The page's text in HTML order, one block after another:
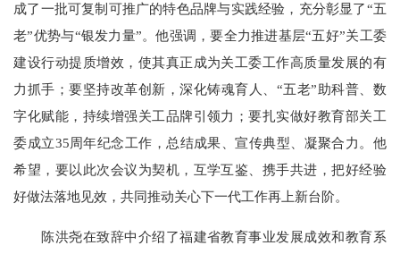
成了一批可复制可推广的特色品牌与实践经验，充分彰显了“五
老”优势与“银发力量”。他强调，要全力推进基层“五好”关工委
建设行动提质增效，使其真正成为关工委工作高质量发展的有
力抓手；要坚持改革创新，深化铸魂育人、“五老”助科普、数
字化赋能，持续增强关工品牌引领力；要扎实做好教育部关工
委成立35周年纪念工作，总结成果、宣传典型、凝聚合力。他
希望，要以此次会议为契机，互学互鉴、携手共进，把好经验
好做法落地见效，共同推动关心下一代工作再上新台阶。
陈洪尧在致辞中介绍了福建省教育事业发展成效和教育系